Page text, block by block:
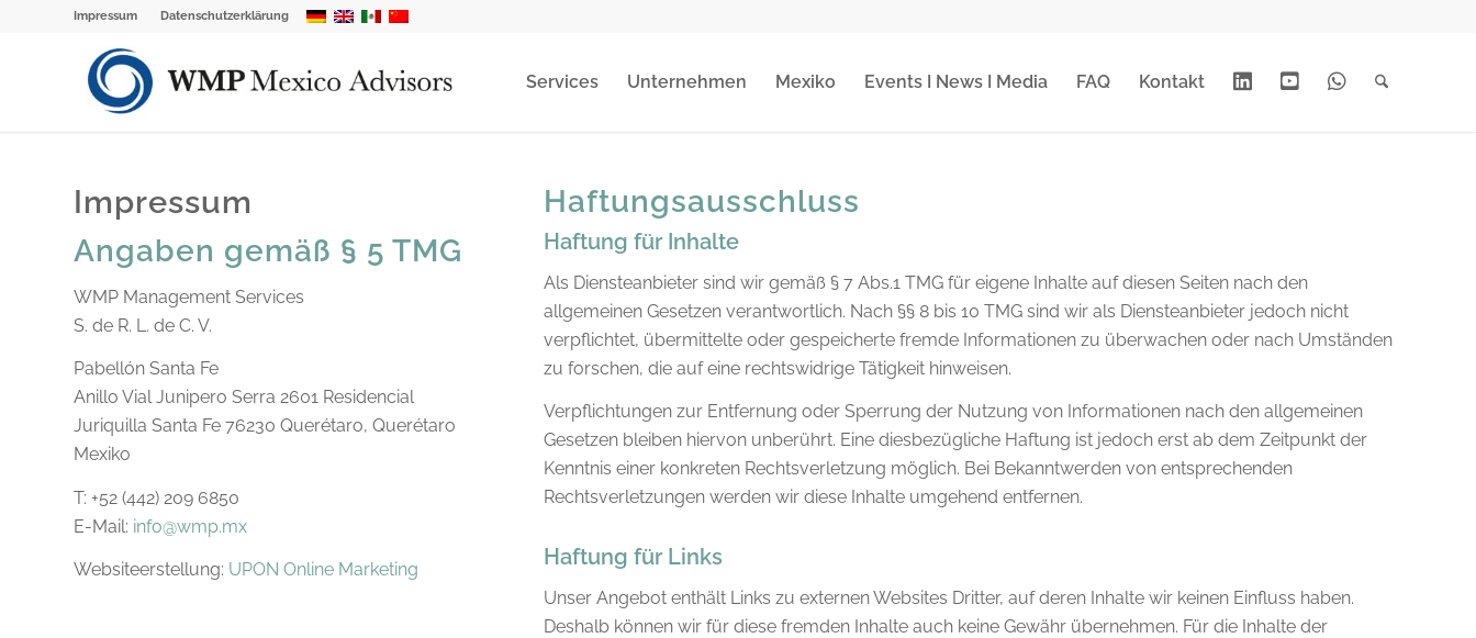
Impressum Datenschutzerklärung
Services Unternehmen Mexiko Events I News I Media FAQ Kontakt LinkedinYoutubeWhats
Impressum
Angaben gemäß § 5 TMG
WMP Management Services
S. de R. L. de C. V.
Pabellón Santa Fe
Anillo Vial Junipero Serra 2601 Residencial
Juriquilla Santa Fe 76230 Querétaro, Querétaro
Mexiko
T: +52 (442) 209 6850
E-Mail: info@wmp.mx
Websiteerstellung: UPON Online Marketing
Haftungsausschluss
Haftung für Inhalte
Als Diensteanbieter sind wir gemäß § 7 Abs.1 TMG für eigene Inhalte auf diesen Seiten nach den
allgemeinen Gesetzen verantwortlich. Nach §§ 8 bis 10 TMG sind wir als Diensteanbieter jedoch nicht
verpflichtet, übermittelte oder gespeicherte fremde Informationen zu überwachen oder nach Umständen
zu forschen, die auf eine rechtswidrige Tätigkeit hinweisen.
Verpflichtungen zur Entfernung oder Sperrung der Nutzung von Informationen nach den allgemeinen
Gesetzen bleiben hiervon unberührt. Eine diesbezügliche Haftung ist jedoch erst ab dem Zeitpunkt der
Kenntnis einer konkreten Rechtsverletzung möglich. Bei Bekanntwerden von entsprechenden
Rechtsverletzungen werden wir diese Inhalte umgehend entfernen.
Haftung für Links
Unser Angebot enthält Links zu externen Websites Dritter, auf deren Inhalte wir keinen Einfluss haben.
Deshalb können wir für diese fremden Inhalte auch keine Gewähr übernehmen. Für die Inhalte der